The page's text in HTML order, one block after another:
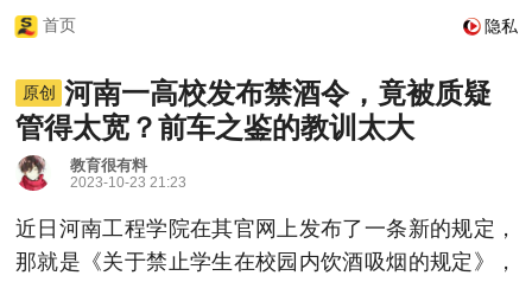
首页 隐私
原创
河南一高校发布禁酒令，竟被质疑
管得太宽？前车之鉴的教训太大
教育很有料
2023-10-23 21:23
近日河南工程学院在其官网上发布了一条新的规定，
那就是《关于禁止学生在校园内饮酒吸烟的规定》，